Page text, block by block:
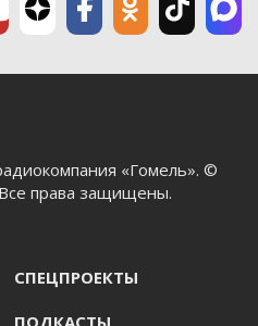
«Гомель». ©
права защищены.
СПЕЦПРОЕКТЫ